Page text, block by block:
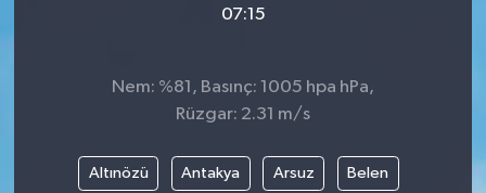
07:15
Nem: %81, Basınç: 1005 hpa hPa,
Rüzgar: 2.31 m/s
Altınözü Antakya Arsuz Belen